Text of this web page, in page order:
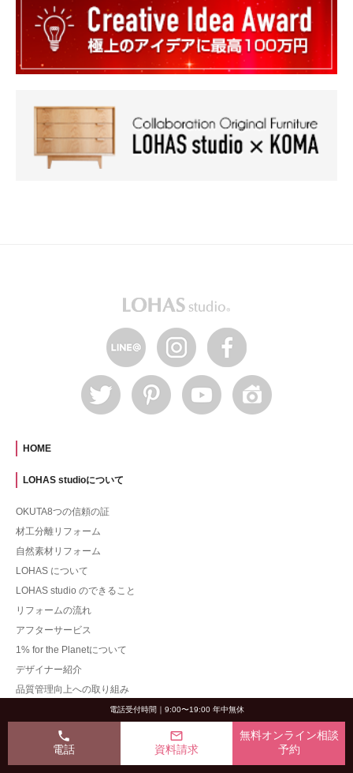
HOME
LOHAS studioについて
OKUTA8つの信頼の証
材工分離リフォーム
自然素材リフォーム
LOHAS について
LOHAS studio のできること
リフォームの流れ
アフターサービス
1% for the Planetについて
デザイナー紹介
品質管理向上への取り組み
マンション
電話受付時間｜9:00〜19:00 年中無休
phone
電話
mail_outline
資料請求
無料オンライン相談
予約